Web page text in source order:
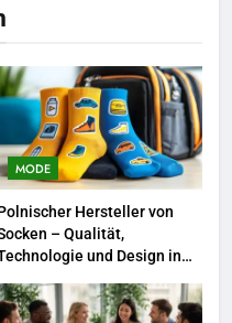
Sie jedes
auf.
gärtnern: So locken
und Schmetterlinge
Neuorientierung: Mut
in der neuen
MODE
Hersteller von
– Qualität,
und Design in